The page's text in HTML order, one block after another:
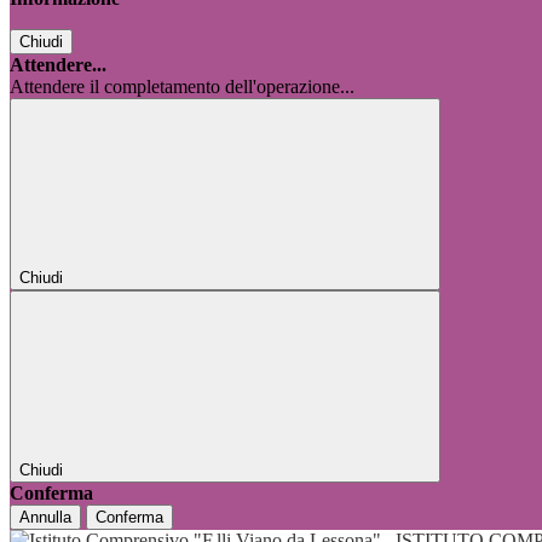
Chiudi
Attendere...
Attendere il completamento dell'operazione...
Chiudi
Chiudi
Conferma
Annulla Conferma